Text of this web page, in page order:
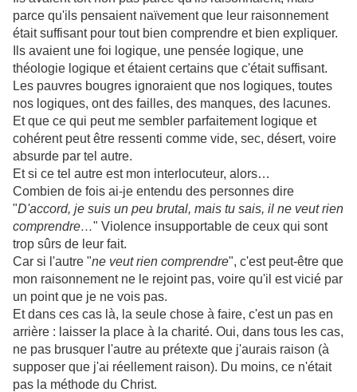
parce qu'ils pensaient naïvement que leur raisonnement
était suffisant pour tout bien comprendre et bien expliquer.
Ils avaient une foi logique, une pensée logique, une
théologie logique et étaient certains que c'était suffisant.
Les pauvres bougres ignoraient que nos logiques, toutes
nos logiques, ont des failles, des manques, des lacunes.
Et que ce qui peut me sembler parfaitement logique et
cohérent peut être ressenti comme vide, sec, désert, voire
absurde par tel autre.
Et si ce tel autre est mon interlocuteur, alors…
Combien de fois ai-je entendu des personnes dire
"D'accord, je suis un peu brutal, mais tu sais, il ne veut rien
comprendre…" Violence insupportable de ceux qui sont
trop sûrs de leur fait.
Car si l'autre "ne veut rien comprendre", c'est peut-être que
mon raisonnement ne le rejoint pas, voire qu'il est vicié par
un point que je ne vois pas.
Et dans ces cas là, la seule chose à faire, c'est un pas en
arrière : laisser la place à la charité. Oui, dans tous les cas,
ne pas brusquer l'autre au prétexte que j'aurais raison (à
supposer que j'ai réellement raison). Du moins, ce n'était
pas la méthode du Christ.